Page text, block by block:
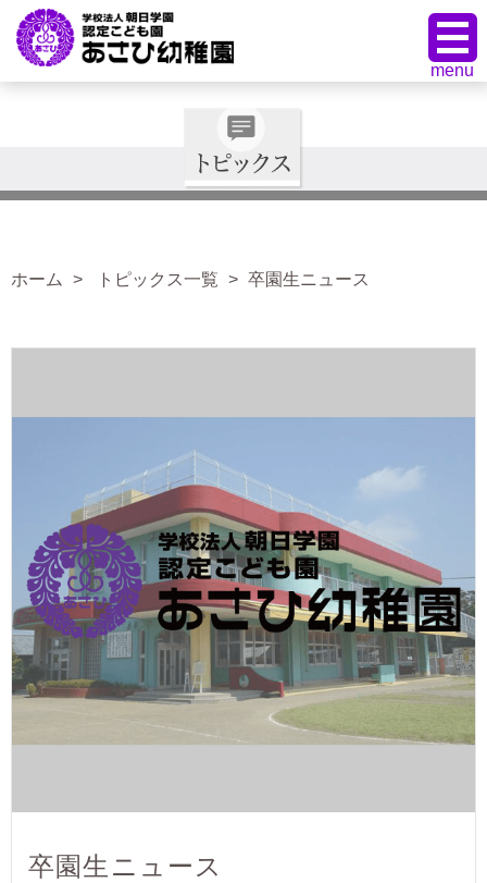
ホーム トピックス一覧 卒園生ニュース
卒園生ニュース